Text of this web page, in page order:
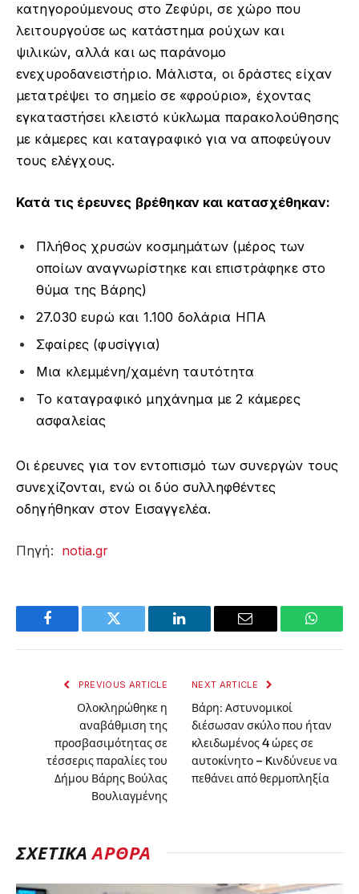
κατηγορούμενους στο Ζεφύρι, σε χώρο που
λειτουργούσε ως κατάστημα ρούχων και
ψιλικών, αλλά και ως παράνομο
ενεχυροδανειστήριο. Μάλιστα, οι δράστες είχαν
μετατρέψει το σημείο σε «φρούριο», έχοντας
εγκαταστήσει κλειστό κύκλωμα παρακολούθησης
με κάμερες και καταγραφικό για να αποφεύγουν
τους ελέγχους.
Κατά τις έρευνες βρέθηκαν και κατασχέθηκαν:
Πλήθος χρυσών κοσμημάτων (μέρος των
οποίων αναγνωρίστηκε και επιστράφηκε στο
θύμα της Βάρης)
27.030 ευρώ και 1.100 δολάρια ΗΠΑ
Σφαίρες (φυσίγγια)
Μια κλεμμένη/χαμένη ταυτότητα
Το καταγραφικό μηχάνημα με 2 κάμερες
ασφαλείας
Οι έρευνες για τον εντοπισμό των συνεργών τους
συνεχίζονται, ενώ οι δύο συλληφθέντες
οδηγήθηκαν στον Εισαγγελέα.
Πηγή: notia.gr
Facebook Twitter LinkedIn Email
PREVIOUS ARTICLE
Ολοκληρώθηκε η
αναβάθμιση της
προσβασιμότητας σε
τέσσερις παραλίες του
Δήμου Βάρης Βούλας
Βουλιαγμένης
NEXT ARTICLE
Βάρη: Αστυνομικοί
διέσωσαν σκύλο που ήταν
κλειδωμένος 4 ώρες σε
αυτοκίνητο – Kινδύνευε να
πεθάνει από θερμοπληξία
ΣΧΕΤΙΚΑΑΡΘΡΑ